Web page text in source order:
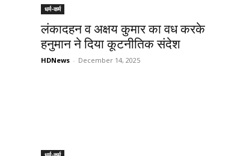
धर्म-कर्म
लंकादहन व अक्षय कुमार का वध करके
हनुमान ने दिया कूटनीतिक संदेश
HDNews - December 14, 2025